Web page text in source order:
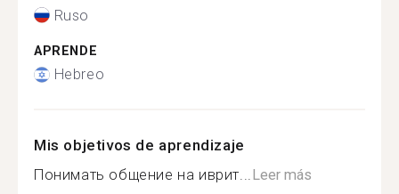
Ruso
APRENDE
Hebreo
Mis objetivos de aprendizaje
Понимать общение на иврит...Leer más